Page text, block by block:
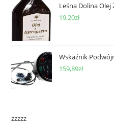
Leśna Dolina Olej
19,20zł
Wskaźnik
159,89zł
zzzzz